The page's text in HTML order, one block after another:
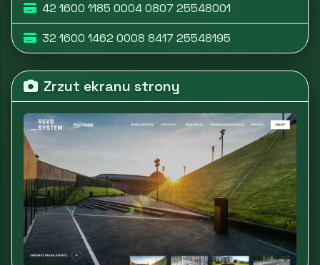
42 1600 1185 0004 0807 25548001
32 1600 1462 0008 8417 25548195
Zrzut ekranu strony